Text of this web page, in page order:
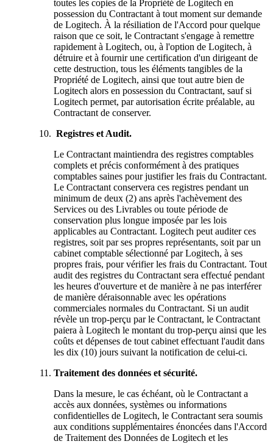
toutes les copies de la Propriété de Logitech en
possession du Contractant à tout moment sur demande
de Logitech. À la résiliation de l'Accord pour quelque
raison que ce soit, le Contractant s'engage à remettre
rapidement à Logitech, ou, à l'option de Logitech, à
détruire et à fournir une certification d'un dirigeant de
cette destruction, tous les éléments tangibles de la
Propriété de Logitech, ainsi que tout autre bien de
Logitech alors en possession du Contractant, sauf si
Logitech permet, par autorisation écrite préalable, au
Contractant de conserver.
Registres et Audit.
Le Contractant maintiendra des registres comptables
complets et précis conformément à des pratiques
comptables saines pour justifier les frais du Contractant.
Le Contractant conservera ces registres pendant un
minimum de deux (2) ans après l'achèvement des
Services ou des Livrables ou toute période de
conservation plus longue imposée par les lois
applicables au Contractant. Logitech peut auditer ces
registres, soit par ses propres représentants, soit par un
cabinet comptable sélectionné par Logitech, à ses
propres frais, pour vérifier les frais du Contractant. Tout
audit des registres du Contractant sera effectué pendant
les heures d'ouverture et de manière à ne pas interférer
de manière déraisonnable avec les opérations
commerciales normales du Contractant. Si un audit
révèle un trop-perçu par le Contractant, le Contractant
paiera à Logitech le montant du trop-perçu ainsi que les
coûts et dépenses de tout cabinet effectuant l'audit dans
les dix (10) jours suivant la notification de celui-ci.
Traitement des données et sécurité.
Dans la mesure, le cas échéant, où le Contractant a
accès aux données, systèmes ou informations
confidentielles de Logitech, le Contractant sera soumis
aux conditions supplémentaires énoncées dans l'Accord
de Traitement des Données de Logitech et les